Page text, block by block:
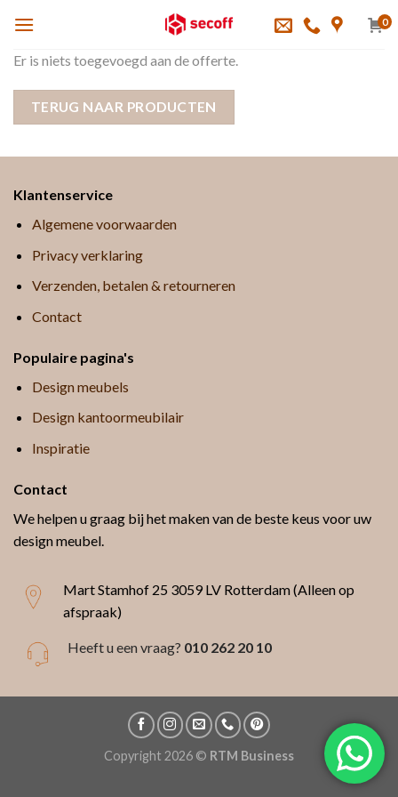
content
0
Er is niets toegevoegd aan de offerte.
TERUG NAAR PRODUCTEN
Klantenservice
Algemene voorwaarden
Privacy verklaring
Verzenden, betalen & retourneren
Contact
Populaire pagina's
Design meubels
Design kantoormeubilair
Inspiratie
Contact
We helpen u graag bij het maken van de beste keus voor uw
design meubel.
Mart Stamhof 25 3059 LV Rotterdam (Alleen op
afspraak)
Heeft u een vraag? 010 262 20 10
Copyright 2026 © RTM Business